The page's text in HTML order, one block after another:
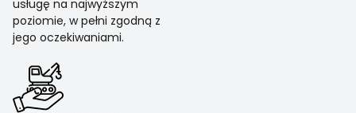
usługę na najwyższym
poziomie, w pełni zgodną z
jego oczekiwaniami.